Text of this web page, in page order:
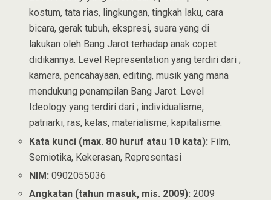
kostum, tata rias, lingkungan, tingkah laku, cara
bicara, gerak tubuh, ekspresi, suara yang di
lakukan oleh Bang Jarot terhadap anak copet
didikannya. Level Representation yang terdiri dari ;
kamera, pencahayaan, editing, musik yang mana
mendukung penampilan Bang Jarot. Level
Ideology yang terdiri dari ; individualisme,
patriarki, ras, kelas, materialisme, kapitalisme.
Kata kunci (max. 80 huruf atau 10 kata): Film,
Semiotika, Kekerasan, Representasi
NIM: 0902055036
Angkatan (tahun masuk, mis. 2009): 2009